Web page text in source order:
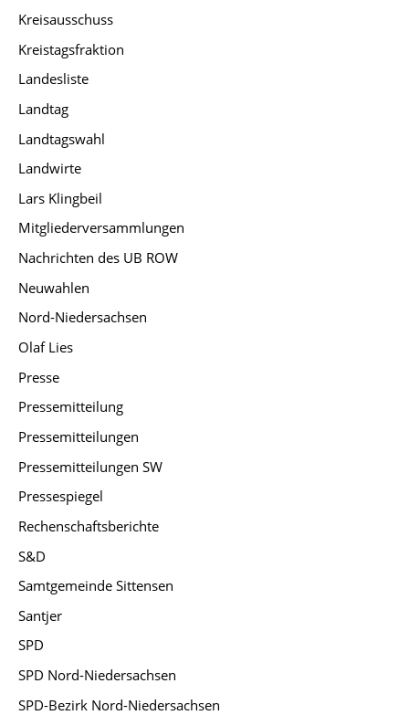
Kreisausschuss
Kreistagsfraktion
Landesliste
Landtag
Landtagswahl
Landwirte
Lars Klingbeil
Mitgliederversammlungen
Nachrichten des UB ROW
Neuwahlen
Nord-Niedersachsen
Olaf Lies
Presse
Pressemitteilung
Pressemitteilungen
Pressemitteilungen SW
Pressespiegel
Rechenschaftsberichte
S&D
Samtgemeinde Sittensen
Santjer
SPD
SPD Nord-Niedersachsen
SPD-Bezirk Nord-Niedersachsen